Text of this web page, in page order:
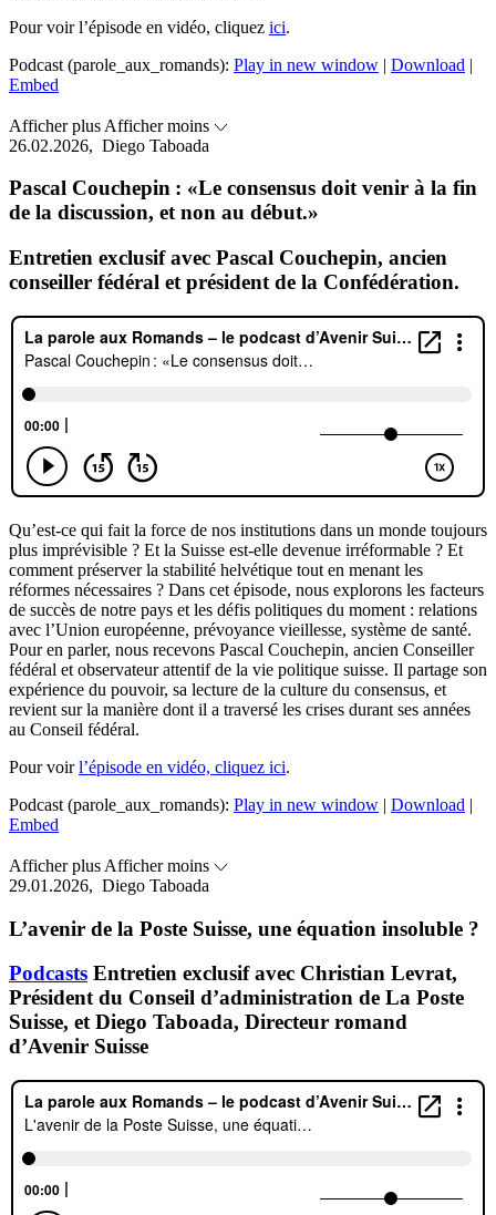
Pour voir l’épisode en vidéo, cliquez ici.
Podcast (parole_aux_romands): Play in new window | Download |
Embed
Afficher plus Afficher moins
26.02.2026, Diego Taboada
Pascal Couchepin : «Le consensus doit venir à la fin
de la discussion, et non au début.»
Entretien exclusif avec Pascal Couchepin, ancien
conseiller fédéral et président de la Confédération.
Qu’est-ce qui fait la force de nos institutions dans un monde toujours
plus imprévisible ? Et la Suisse est-elle devenue irréformable ? Et
comment préserver la stabilité helvétique tout en menant les
réformes nécessaires ? Dans cet épisode, nous explorons les facteurs
de succès de notre pays et les défis politiques du moment : relations
avec l’Union européenne, prévoyance vieillesse, système de santé.
Pour en parler, nous recevons Pascal Couchepin, ancien Conseiller
fédéral et observateur attentif de la vie politique suisse. Il partage son
expérience du pouvoir, sa lecture de la culture du consensus, et
revient sur la manière dont il a traversé les crises durant ses années
au Conseil fédéral.
Pour voirl’épisode en vidéo, cliquez ici.
Podcast (parole_aux_romands): Play in new window | Download |
Embed
Afficher plus Afficher moins
29.01.2026, Diego Taboada
L’avenir de la Poste Suisse, une équation insoluble ?
Podcasts Entretien exclusif avec Christian Levrat,
Président du Conseil d’administration de La Poste
Suisse, et Diego Taboada, Directeur romand
d’Avenir Suisse